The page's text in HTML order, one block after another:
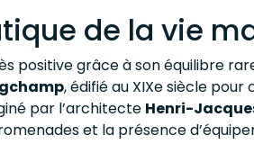
de la vie
positive grâce à son équilibre
, édifié au XIXe siècle
par l’architecte Henri-
et la présence